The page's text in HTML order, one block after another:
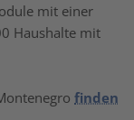
mit einer
Haushalte mit
finden